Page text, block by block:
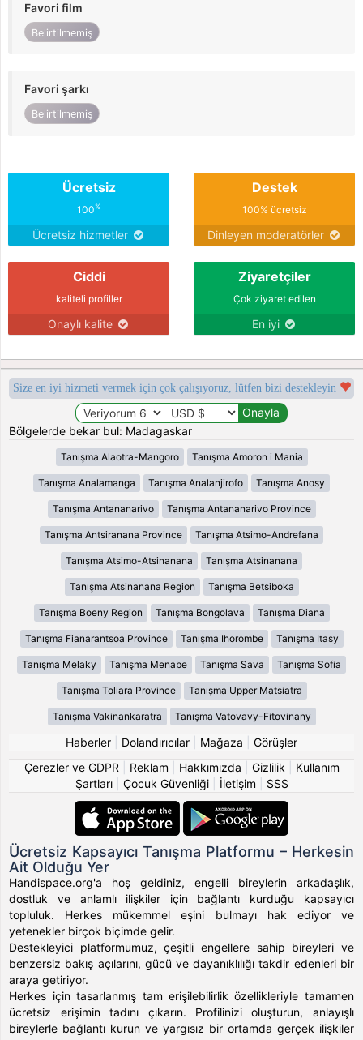
Favori film
Belirtilmemiş
Favori şarkı
Belirtilmemiş
Ücretsiz
100%
Ücretsiz hizmetler
Destek
100% ücretsiz
Dinleyen moderatörler
Ciddi
kaliteli profiller
Onaylı kalite
Ziyaretçiler
Çok ziyaret edilen
En iyi
Size en iyi hizmeti vermek için çok çalışıyoruz, lütfen bizi destekleyin
Bölgelerde bekar bul: Madagaskar
Tanışma Alaotra-Mangoro Tanışma Amoron i Mania
Tanışma Analamanga Tanışma Analanjirofo Tanışma Anosy
Tanışma Antananarivo Tanışma Antananarivo Province
Tanışma Antsiranana Province Tanışma Atsimo-Andrefana
Tanışma Atsimo-Atsinanana Tanışma Atsinanana
Tanışma Atsinanana Region Tanışma Betsiboka
Tanışma Boeny Region Tanışma Bongolava Tanışma Diana
Tanışma Fianarantsoa Province Tanışma Ihorombe Tanışma Itasy
Tanışma Melaky Tanışma Menabe Tanışma Sava Tanışma Sofia
Tanışma Toliara Province Tanışma Upper Matsiatra
Tanışma Vakinankaratra Tanışma Vatovavy-Fitovinany
Haberler Dolandırıcılar Mağaza
Görüşler
Çerezler ve GDPR
Reklam Hakkımızda Gizlilik
Kullanım
Şartları| Çocuk Güvenliği| İletişim SSS
Ücretsiz Kapsayıcı Tanışma Platformu – Herkesin
Ait Olduğu Yer
Handispace.org'a hoş geldiniz, engelli bireylerin arkadaşlık,
dostluk ve anlamlı ilişkiler için bağlantı kurduğu kapsayıcı
topluluk. Herkes mükemmel eşini bulmayı hak ediyor ve
yetenekler birçok biçimde gelir.
Destekleyici platformumuz, çeşitli engellere sahip bireyleri ve
benzersiz bakış açılarını, gücü ve dayanıklılığı takdir edenleri bir
araya getiriyor.
Herkes için tasarlanmış tam erişilebilirlik özellikleriyle tamamen
ücretsiz erişimin tadını çıkarın. Profilinizi oluşturun, anlayışlı
bireylerle bağlantı kurun ve yargısız bir ortamda gerçek ilişkiler